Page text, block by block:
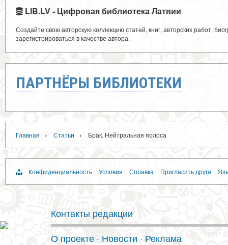
LIB.LV - Цифровая библиотека Латвии
Создайте свою авторскую коллекцию статей, книг, авторских работ,
зарегистрироваться в качестве автора.
ПАРТНЁРЫ БИБЛИОТЕКИ
Главная › Статьи › Брак. Нейтральная полоса
Конфиденциальность Условия Справка Пригласить друга
Контакты редакции
О проекте · Новости · Реклама